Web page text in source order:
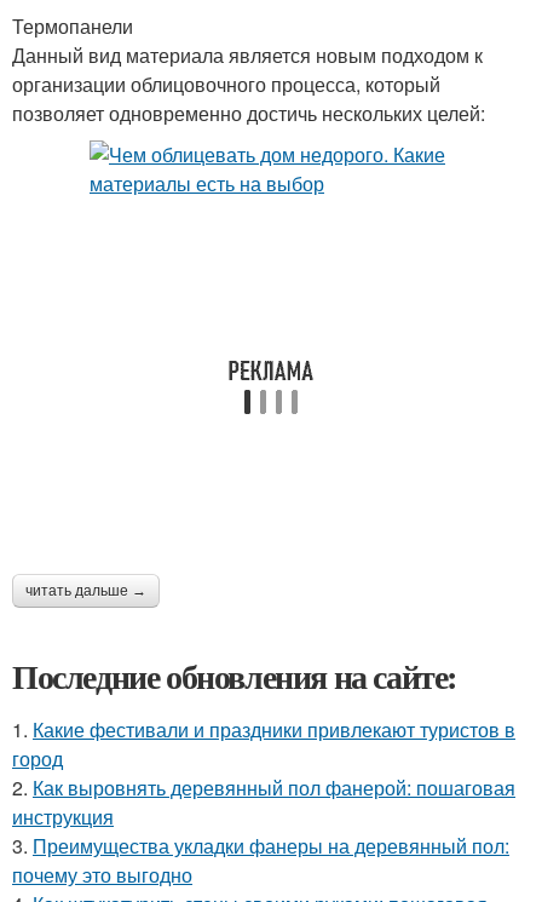
Термопанели
Данный вид материала является новым подходом к
организации облицовочного процесса, который
позволяет одновременно достичь нескольких целей:
читать дальше →
Последние обновления на сайте:
1. Какие фестивали и праздники привлекают туристов в
город
2. Как выровнять деревянный пол фанерой: пошаговая
инструкция
3. Преимущества укладки фанеры на деревянный пол:
почему это выгодно